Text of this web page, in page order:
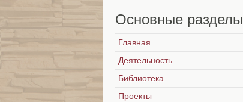
Основные разделы
Главная
Деятельность
Библиотека
Проекты